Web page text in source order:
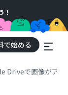
！
で始める
Driveで画像がア